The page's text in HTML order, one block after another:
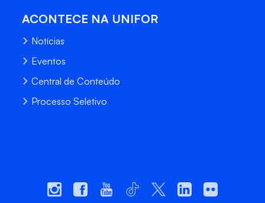
ACONTECE NA UNIFOR
Notícias
Eventos
Central de Conteúdo
Processo Seletivo